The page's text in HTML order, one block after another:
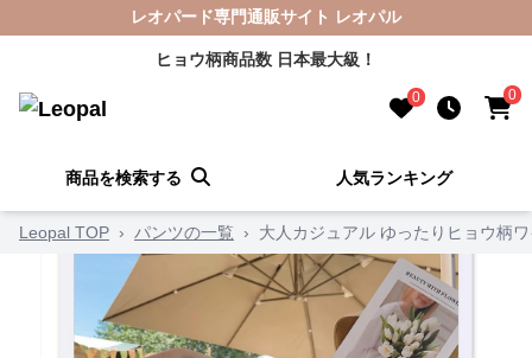
レオパード専門通販サイト レオパル
ヒョウ柄商品数 日本最大級！
0 0
商品を検索する 人気ランキング
Leopal TOP › パンツの一覧 › 大人カジュアル ゆったりヒョウ柄